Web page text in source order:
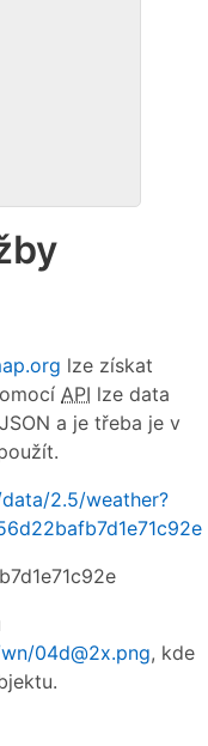
lze získat
API lze data
a je třeba je v
2.5/weather?
04d@2x.png, kde